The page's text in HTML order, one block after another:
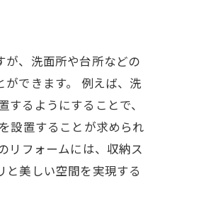
が、洗面所や台所などの
できます。 例えば、洗
るようにすることで、
設置することが求められ
リフォームには、収納ス
と美しい空間を実現する